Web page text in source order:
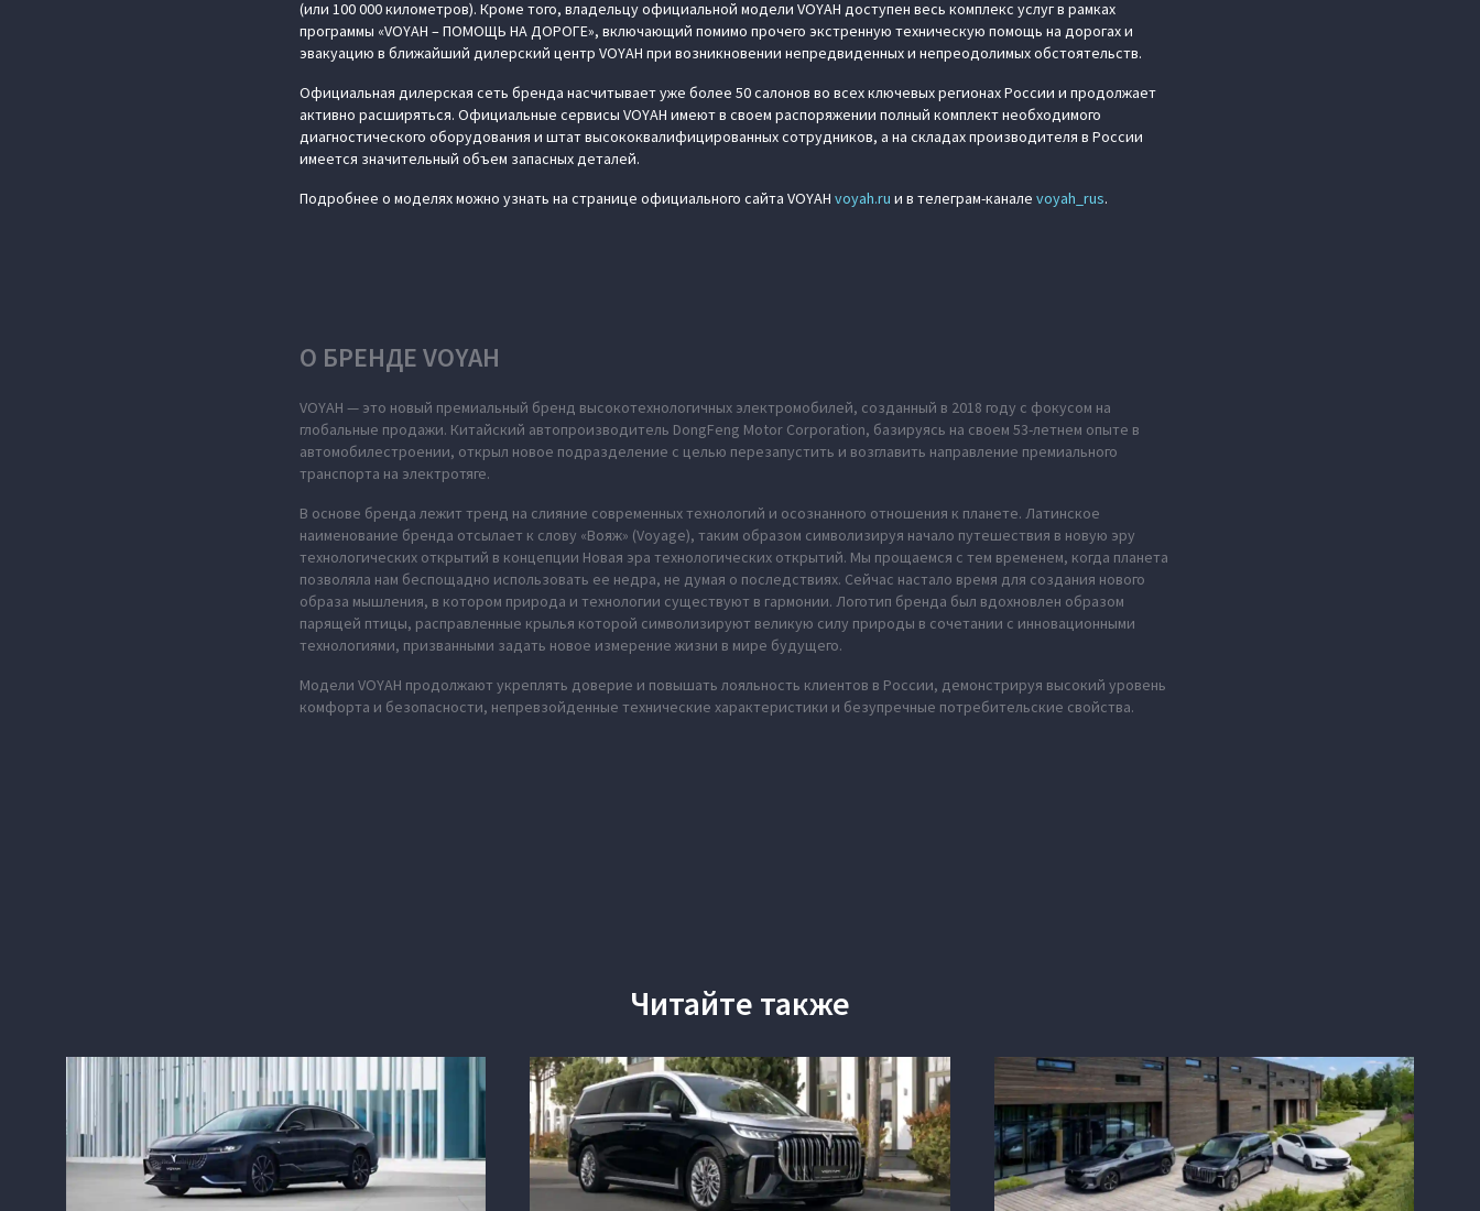
(или 100 000 километров). Кроме того, владельцу официальной модели VOYAH доступен весь комплекс услуг в рамках
программы «VOYAH – ПОМОЩЬ НА ДОРОГЕ», включающий помимо прочего экстренную техническую помощь на дорогах и
эвакуацию в ближайший дилерский центр VOYAH при возникновении непредвиденных и непреодолимых обстоятельств.
Официальная дилерская сеть бренда насчитывает уже более 50 салонов во всех ключевых регионах России и продолжает
активно расширяться. Официальные сервисы VOYAH имеют в своем распоряжении полный комплект необходимого
диагностического оборудования и штат высококвалифицированных сотрудников, а на складах производителя в России
имеется значительный объем запасных деталей.
Подробнее о моделях можно узнать на странице официального сайта VOYAH voyah.ru и в телеграм-канале voyah_rus.
О БРЕНДЕ VOYAH
VOYAH — это новый премиальный бренд высокотехнологичных электромобилей, созданный в 2018 году с фокусом на
глобальные продажи. Китайский автопроизводитель DongFeng Motor Corporation, базируясь на своем 53-летнем опыте в
автомобилестроении, открыл новое подразделение с целью перезапустить и возглавить направление премиального
транспорта на электротяге.
В основе бренда лежит тренд на слияние современных технологий и осознанного отношения к планете. Латинское
наименование бренда отсылает к слову «Вояж» (Voyage), таким образом символизируя начало путешествия в новую эру
технологических открытий в концепции Новая эра технологических открытий. Мы прощаемся с тем временем, когда планета
позволяла нам беспощадно использовать ее недра, не думая о последствиях. Сейчас настало время для создания нового
образа мышления, в котором природа и технологии существуют в гармонии. Логотип бренда был вдохновлен образом
парящей птицы, расправленные крылья которой символизируют великую силу природы в сочетании с инновационными
технологиями, призванными задать новое измерение жизни в мире будущего.
Модели VOYAH продолжают укреплять доверие и повышать лояльность клиентов в России, демонстрируя высокий уровень
комфорта и безопасности, непревзойденные технические характеристики и безупречные потребительские свойства.
Читайте также